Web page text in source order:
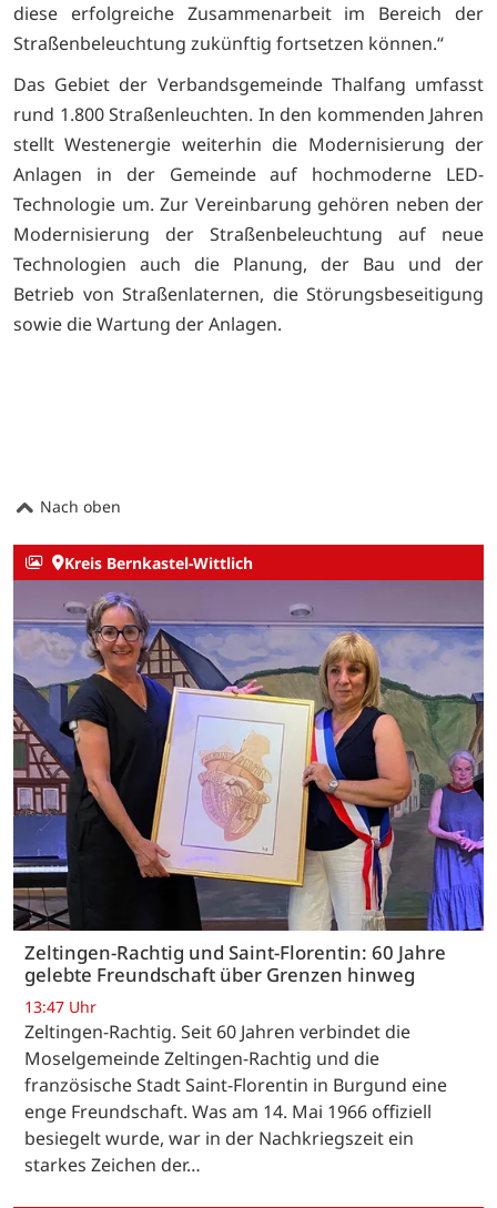
diese erfolgreiche Zusammenarbeit im Bereich der
Straßenbeleuchtung zukünftig fortsetzen können.“
Das Gebiet der Verbandsgemeinde Thalfang umfasst
rund 1.800 Straßenleuchten. In den kommenden Jahren
stellt Westenergie weiterhin die Modernisierung der
Anlagen in der Gemeinde auf hochmoderne LED-
Technologie um. Zur Vereinbarung gehören neben der
Modernisierung der Straßenbeleuchtung auf neue
Technologien auch die Planung, der Bau und der
Betrieb von Straßenlaternen, die Störungsbeseitigung
sowie die Wartung der Anlagen.
Nach oben
Kreis Bernkastel-Wittlich
Zeltingen-Rachtig und Saint-Florentin: 60 Jahre
gelebte Freundschaft über Grenzen hinweg
13:47 Uhr
Zeltingen-Rachtig. Seit 60 Jahren verbindet die
Moselgemeinde Zeltingen-Rachtig und die
französische Stadt Saint-Florentin in Burgund eine
enge Freundschaft. Was am 14. Mai 1966 offiziell
besiegelt wurde, war in der Nachkriegszeit ein
starkes Zeichen der…